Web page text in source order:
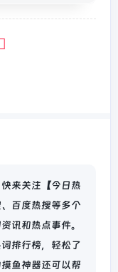
来关注【今日热
百度热搜等多个
讯和热点事件。
排行榜，轻松了
鱼神器还可以帮